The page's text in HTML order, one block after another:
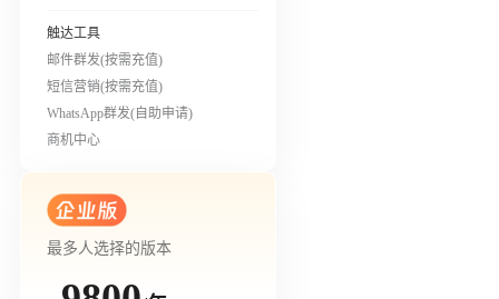
触达工具
邮件群发(按需充值)
短信营销(按需充值)
WhatsApp群发(自助申请)
商机中心
最多人选择的版本